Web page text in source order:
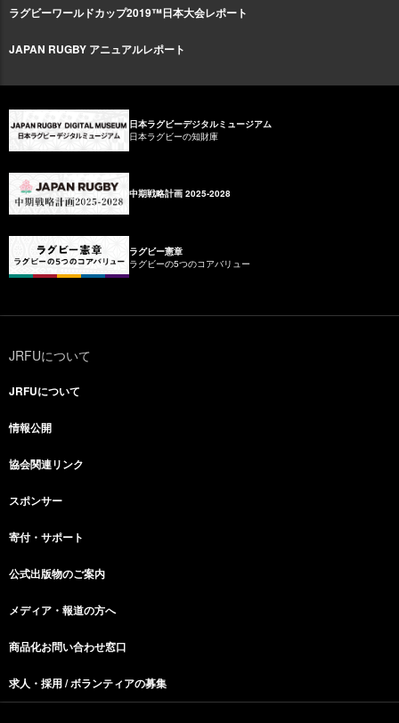
ラグビーワールドカップ2019™日本大会レポート
JAPAN RUGBY アニュアルレポート
日本ラグビーデジタルミュージアム
日本ラグビーの知財庫
中期戦略計画 2025-2028
ラグビー憲章
ラグビーの5つのコアバリュー
JRFUについて
JRFUについて
情報公開
協会関連リンク
スポンサー
寄付・サポート
公式出版物のご案内
メディア・報道の方へ
商品化お問い合わせ窓口
求人・採用 / ボランティアの募集